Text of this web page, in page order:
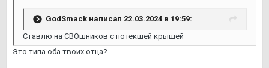
GodSmack написал 22.03.2024 в 19:59:
Ставлю на СВОшников с потекшей крышей
Это типа оба твоих отца?